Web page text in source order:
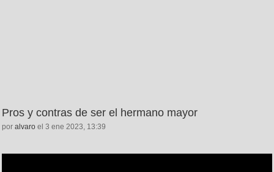
Pros y contras de ser el hermano mayor
por alvaro el 3 ene 2023, 13:39